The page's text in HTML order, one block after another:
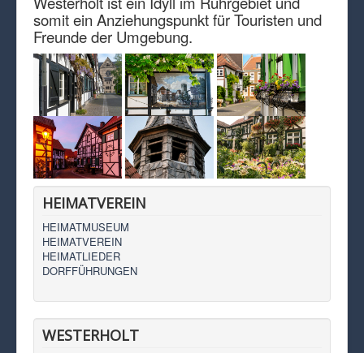
somit ein Anziehungspunkt für Touristen und
Freunde der Umgebung.
HEIMATVEREIN
HEIMATMUSEUM
HEIMATVEREIN
HEIMATLIEDER
DORFFÜHRUNGEN
WESTERHOLT